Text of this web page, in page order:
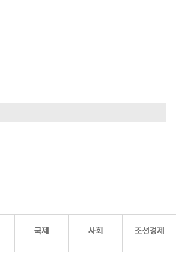
국제 사회 조선경제